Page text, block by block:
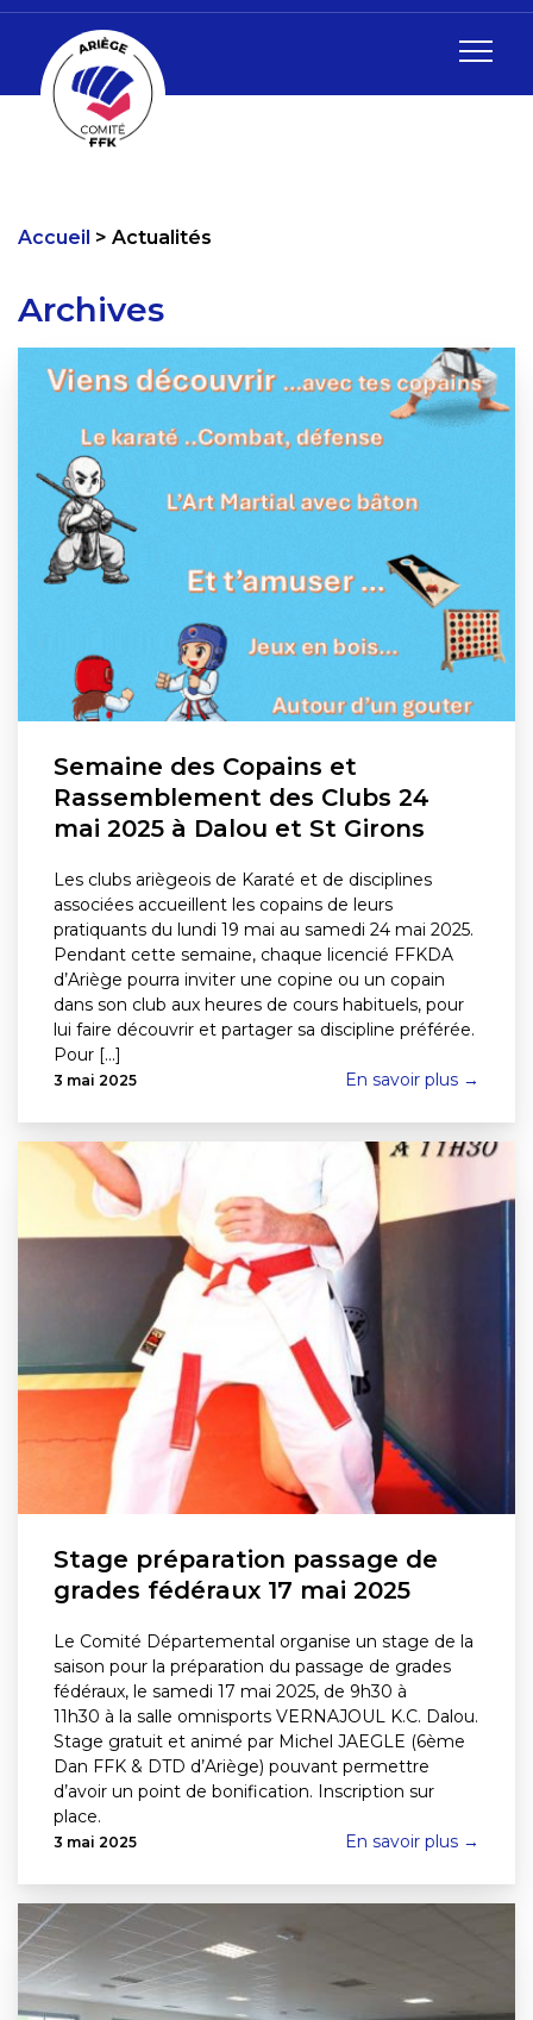
Accueil Actualités
Archives
Semaine des Copains et
Rassemblement des Clubs 24
mai 2025 à Dalou et St Girons
Les clubs ariègeois de Karaté et de disciplines
associées accueillent les copains de leurs
pratiquants du lundi 19 mai au samedi 24 mai 2025.
Pendant cette semaine, chaque licencié FFKDA
d’Ariège pourra inviter une copine ou un copain
dans son club aux heures de cours habituels, pour
lui faire découvrir et partager sa discipline préférée.
Pour [...]
3 mai 2025 En savoir plus →
Stage préparation passage de
grades fédéraux 17 mai 2025
Le Comité Départemental organise un stage de la
saison pour la préparation du passage de grades
fédéraux, le samedi 17 mai 2025, de 9h30 à
11h30 à la salle omnisports VERNAJOUL K.C. Dalou.
Stage gratuit et animé par Michel JAEGLE (6ème
Dan FFK & DTD d’Ariège) pouvant permettre
d’avoir un point de bonification. Inscription sur
place.
3 mai 2025 En savoir plus →